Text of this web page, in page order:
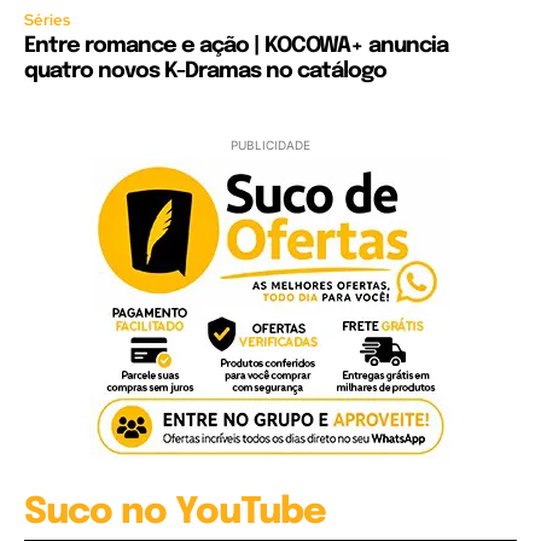
Séries
Entre romance e ação | KOCOWA+ anuncia
quatro novos K-Dramas no catálogo
PUBLICIDADE
Suco no YouTube